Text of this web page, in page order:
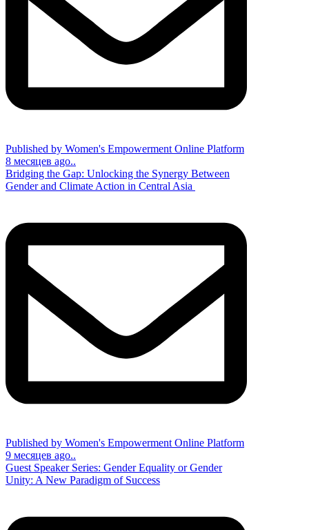
Published by Women's Empowerment Online Platform
8 месяцев ago..
Bridging the Gap: Unlocking the Synergy Between
Gender and Climate Action in Central Asia
Published by Women's Empowerment Online Platform
9 месяцев ago..
Guest Speaker Series: Gender Equality or Gender
Unity: A New Paradigm of Success